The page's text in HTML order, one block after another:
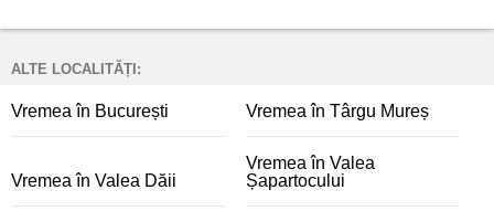
ALTE LOCALITĂȚI:
Vremea în București Vremea în Târgu Mureș
Vremea în Valea Dăii
Vremea în Valea
Șapartocului